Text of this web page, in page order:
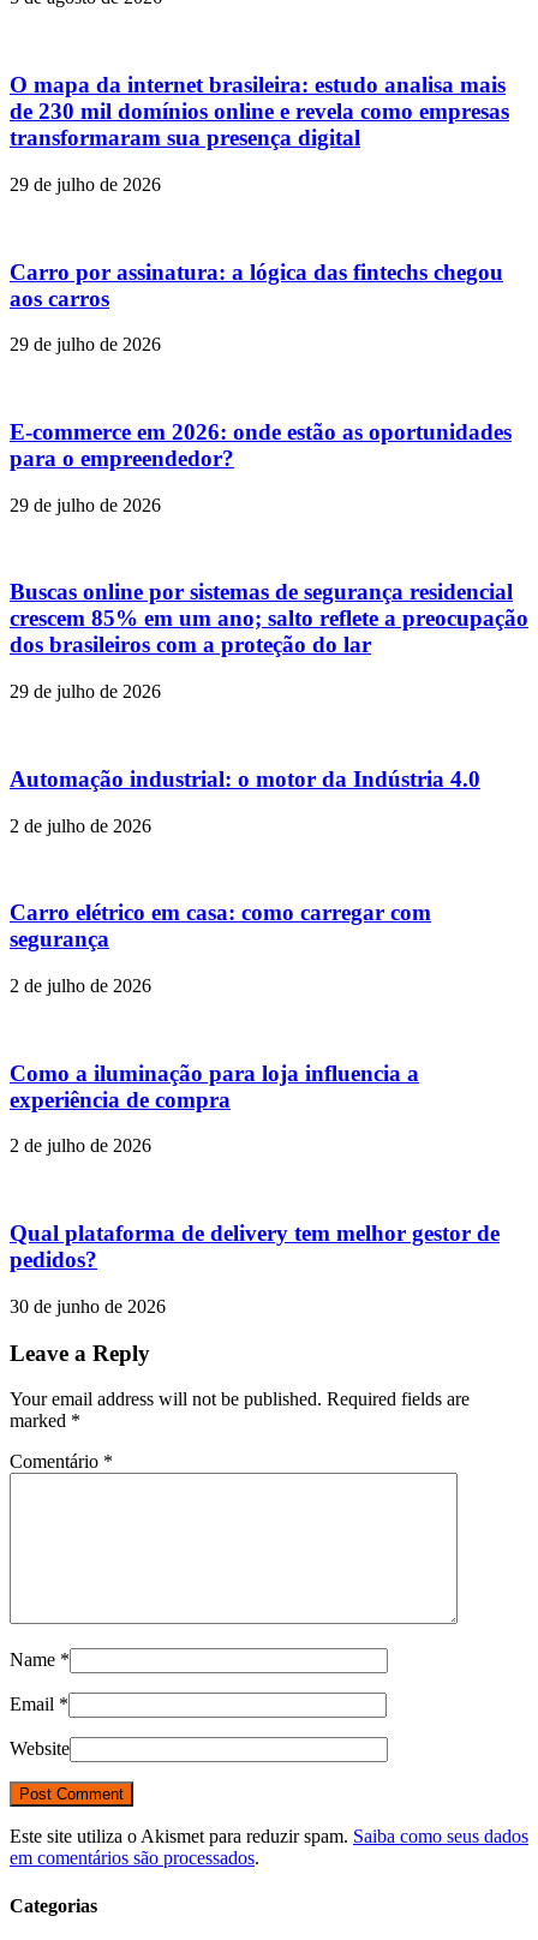
O mapa da internet brasileira: estudo analisa mais
de 230 mil domínios online e revela como empresas
transformaram sua presença digital
29 de julho de 2026
Carro por assinatura: a lógica das fintechs chegou
aos carros
29 de julho de 2026
E-commerce em 2026: onde estão as oportunidades
para o empreendedor?
29 de julho de 2026
Buscas online por sistemas de segurança residencial
crescem 85% em um ano; salto reflete a preocupação
dos brasileiros com a proteção do lar
29 de julho de 2026
Automação industrial: o motor da Indústria 4.0
2 de julho de 2026
Carro elétrico em casa: como carregar com
segurança
2 de julho de 2026
Como a iluminação para loja influencia a
experiência de compra
2 de julho de 2026
Qual plataforma de delivery tem melhor gestor de
pedidos?
30 de junho de 2026
Leave a Reply
Your email address will not be published. Required fields are
marked *
Comentário *
Name *
Email *
Website
Este site utiliza o Akismet para reduzir spam. Saiba como seus dados
em comentários são processados.
Categorias